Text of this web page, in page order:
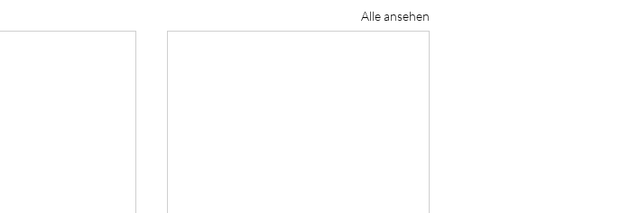
Alle ansehen